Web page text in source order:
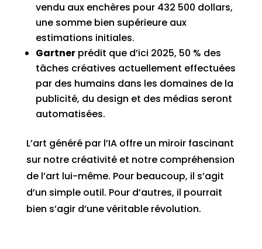
vendu aux enchères pour 432 500 dollars,
une somme bien supérieure aux
estimations initiales.
Gartnerprédit que d’ici 2025, 50 % des
tâches créatives actuellement effectuées
par des humains dans les domaines de la
publicité, du design et des médias seront
automatisées.
L’art généré par l’IA offre un miroir fascinant
sur notre créativité et notre compréhension
de l’art lui-même. Pour beaucoup, il s’agit
d’un simple outil. Pour d’autres, il pourrait
bien s’agir d’une véritable révolution.